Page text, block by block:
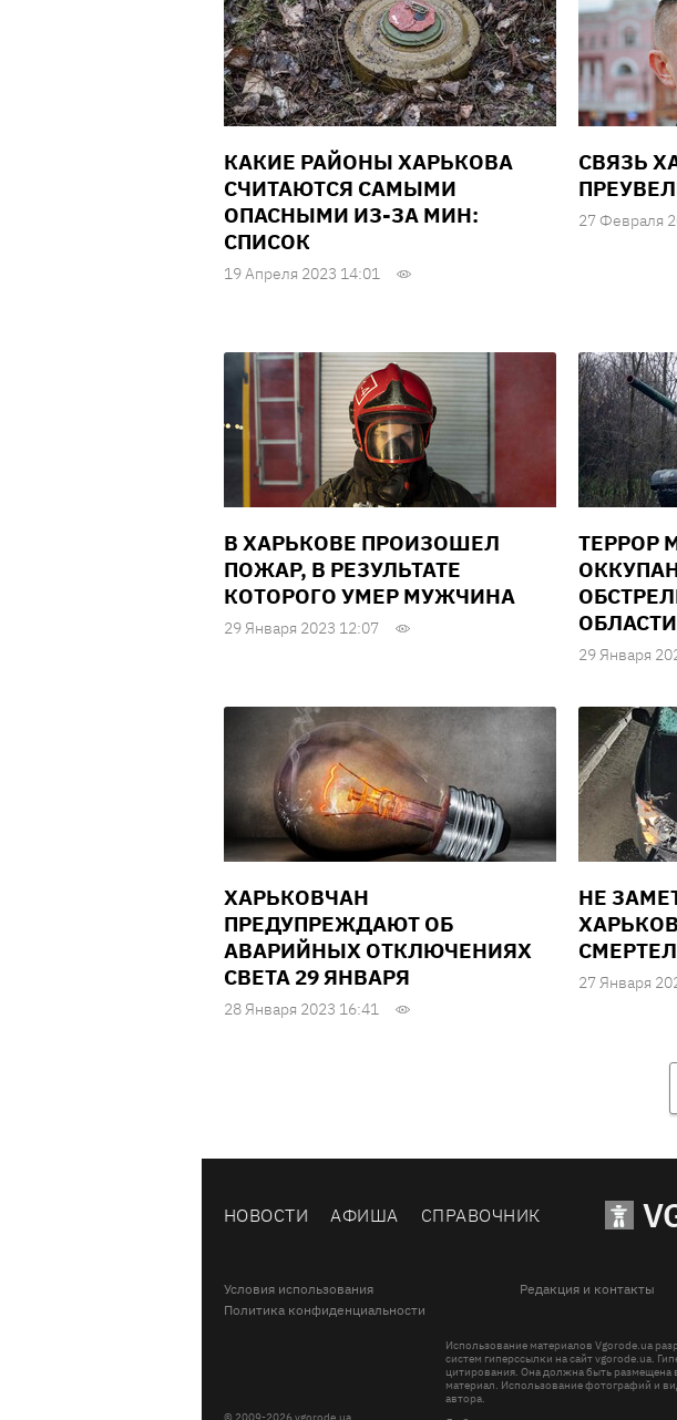
КАКИЕ РАЙОНЫ ХАРЬКОВА
СЧИТАЮТСЯ САМЫМИ
ОПАСНЫМИ ИЗ-ЗА МИН:
СПИСОК
19 Апреля 2023 14:01
СВЯЗЬ
27 Февраля
В ХАРЬКОВЕ ПРОИЗОШЕЛ
ПОЖАР, В РЕЗУЛЬТАТЕ
КОТОРОГО УМЕР МУЖЧИНА
29 Января 2023 12:07
ТЕРРОР
ОБЛАСТИ
29 Января
ХАРЬКОВЧАН
ПРЕДУПРЕЖДАЮТ ОБ
АВАРИЙНЫХ ОТКЛЮЧЕНИЯХ
СВЕТА 29 ЯНВАРЯ
28 Января 2023 16:41
НЕ
27 Января
НОВОСТИ АФИША СПРАВОЧНИК
Условия использования Редакция и контакты
Политика конфиденциальности
© 2009-2026 vgorode.ua
Использование материалов Vgorode.ua
систем гиперссылки на сайт vgorode.ua.
цитирования. Она должна быть размещена
материал. Использование фотографий и
автора.